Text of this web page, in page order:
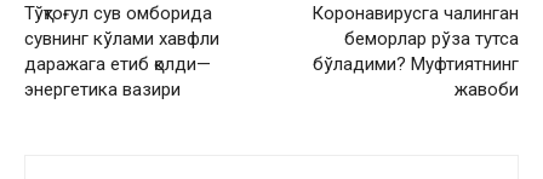
Тўқтоғул сув омборида
сувнинг кўлами хавфли
даражага етиб қолди—
энергетика вазири
Коронавирусга чалинган
беморлар рўза тутса
бўладими? Муфтиятнинг
жавоби